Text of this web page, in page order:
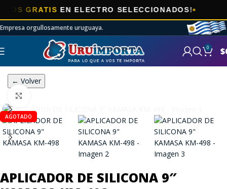
GRATISEN ELECTRO SELECCIONADOS!
Empresa orgullosamente uruguaya.
0 $
← Volver
AGOTADO
APLICADOR DE SILICONA 9″